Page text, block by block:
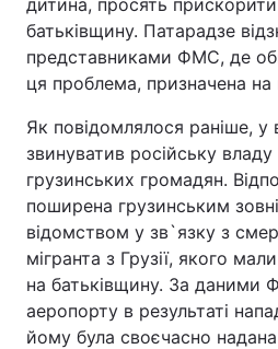
дитина, просять
батьківщину. Патарадзе
представниками ФМС, де
ця проблема, призначена на
Як повідомлялося раніше, у
звинуватив російську
грузинських громадян.
поширена грузинським
відомством у зв`язку з
мігранта з Грузії, якого
на батьківщину. За даними
аеропорту в результаті
йому була своєчасно